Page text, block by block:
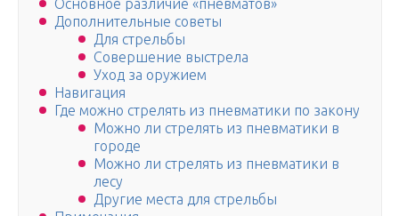
Основное различие «пневматов»
Дополнительные советы
Для стрельбы
Совершение выстрела
Уход за оружием
Навигация
Где можно стрелять из пневматики по закону
Можно ли стрелять из пневматики в
городе
Можно ли стрелять из пневматики в
лесу
Другие места для стрельбы